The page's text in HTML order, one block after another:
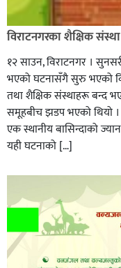
विराटनगरका शैक्षिक
१२ साउन, विराटनगर ।
भएको घटनासँगै सुरु भएको
तथा शैक्षिक संस्थाहरू बन्द
समूहबीच झडप भएको थियो ।
एक स्थानीय बासिन्दाको
यही घटनाको […]